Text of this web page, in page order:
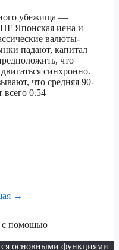
убежища —
Японская иена и
валюты-
падают, капитал
что
синхронно.
что средняя 90-
всего 0.54 —
→
с помощью
основными функциями